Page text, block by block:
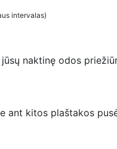
intervalas)
naktinę odos
ant kitos plaštakos